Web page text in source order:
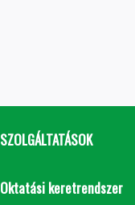
SZOLGÁLTATÁSOK
Oktatási keretrendszer